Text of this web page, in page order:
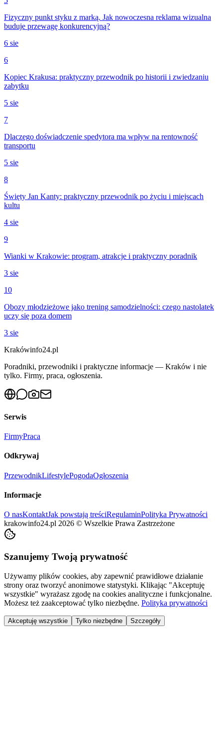
Fizyczny punkt styku z marką. Jak nowoczesna reklama wizualna
buduje przewagę konkurencyjną?
6 sie
6
Kopiec Krakusa: praktyczny przewodnik po historii i zwiedzaniu
zabytku
5 sie
7
Dlaczego doświadczenie spedytora ma wpływ na rentowność
transportu
5 sie
8
Święty Jan Kanty: praktyczny przewodnik po życiu i miejscach
kultu
4 sie
9
Wianki w Krakowie: program, atrakcje i praktyczny poradnik
3 sie
10
Obozy młodzieżowe jako trening samodzielności: czego nastolatek
uczy się poza domem
3 sie
Krakówinfo24.pl
Poradniki, przewodniki i praktyczne informacje — Kraków i nie
tylko. Firmy, praca, ogłoszenia.
Serwis
FirmyPraca
Odkrywaj
PrzewodnikLifestylePogodaOgłoszenia
Informacje
O nasKontaktJak powstają treściRegulaminPolityka Prywatności
krakowinfo24.pl 2026 © Wszelkie Prawa Zastrzeżone
Szanujemy Twoją prywatność
Używamy plików cookies, aby zapewnić prawidłowe działanie
strony oraz tworzyć anonimowe statystyki. Klikając "Akceptuję
wszystkie" wyrażasz zgodę na cookies analityczne i funkcjonalne.
Możesz też zaakceptować tylko niezbędne. Polityka prywatności
Akceptuję wszystkie Tylko niezbędne Szczegóły